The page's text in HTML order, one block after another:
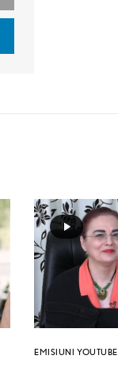
EMISIUNI YOUTUBE